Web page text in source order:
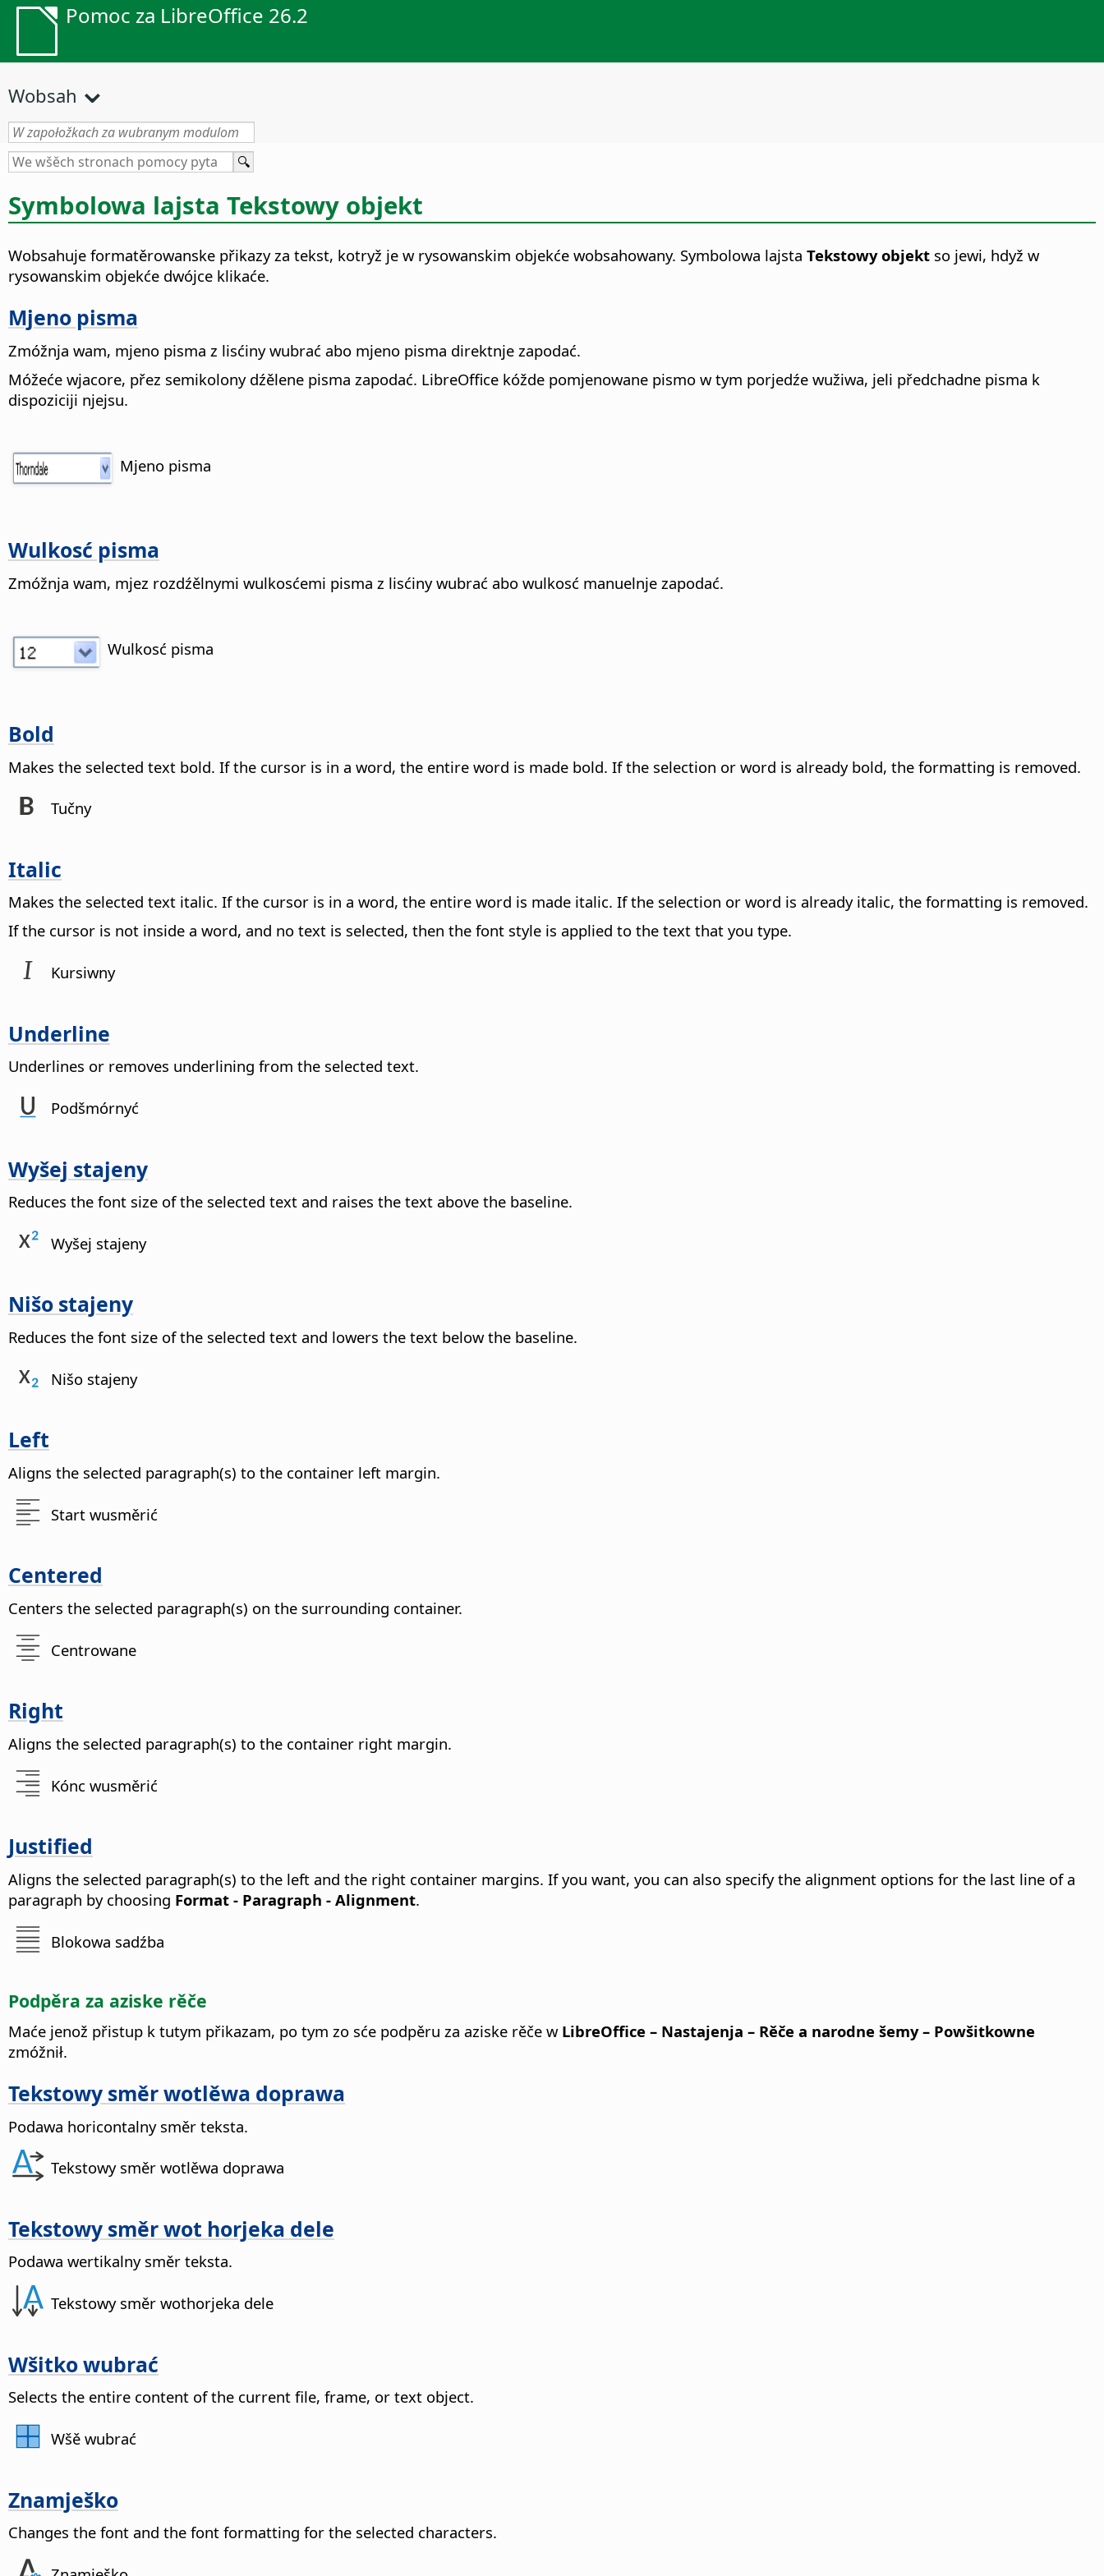
Pomoc za LibreOffice 26.2
Wobsah
Symbolowa lajsta Tekstowy objekt
Wobsahuje formatěrowanske přikazy za tekst, kotryž je w rysowanskim objekće wobsahowany. Symbolowa lajsta Tekstowy objekt so jewi, hdyž w
rysowanskim objekće dwójce klikaće.
Mjeno pisma
Zmóžnja wam, mjeno pisma z lisćiny wubrać abo mjeno pisma direktnje zapodać.
Móžeće wjacore, přez semikolony dźělene pisma zapodać. LibreOffice kóžde pomjenowane pismo w tym porjedźe wužiwa, jeli předchadne pisma k
dispoziciji njejsu.
Mjeno pisma
Wulkosć pisma
Zmóžnja wam, mjez rozdźělnymi wulkosćemi pisma z lisćiny wubrać abo wulkosć manuelnje zapodać.
Wulkosć pisma
Bold
Makes the selected text bold. If the cursor is in a word, the entire word is made bold. If the selection or word is already bold, the formatting is removed.
Tučny
Italic
Makes the selected text italic. If the cursor is in a word, the entire word is made italic. If the selection or word is already italic, the formatting is removed.
If the cursor is not inside a word, and no text is selected, then the font style is applied to the text that you type.
Kursiwny
Underline
Underlines or removes underlining from the selected text.
Podšmórnyć
Wyšej stajeny
Reduces the font size of the selected text and raises the text above the baseline.
Wyšej stajeny
Nišo stajeny
Reduces the font size of the selected text and lowers the text below the baseline.
Nišo stajeny
Left
Aligns the selected paragraph(s) to the container left margin.
Start wusměrić
Centered
Centers the selected paragraph(s) on the surrounding container.
Centrowane
Right
Aligns the selected paragraph(s) to the container right margin.
Kónc wusměrić
Justified
Aligns the selected paragraph(s) to the left and the right container margins. If you want, you can also specify the alignment options for the last line of a
paragraph by choosing Format - Paragraph - Alignment.
Blokowa sadźba
Podpěra za aziske rěče
Maće jenož přistup k tutym přikazam, po tym zo sće podpěru za aziske rěče w LibreOffice – Nastajenja – Rěče a narodne šemy – Powšitkowne
zmóžnił.
Tekstowy směr wotlěwa doprawa
Podawa horicontalny směr teksta.
Tekstowy směr wotlěwa doprawa
Tekstowy směr wot horjeka dele
Podawa wertikalny směr teksta.
Tekstowy směr wothorjeka dele
Wšitko wubrać
Selects the entire content of the current file, frame, or text object.
Wšě wubrać
Znamješko
Changes the font and the font formatting for the selected characters.